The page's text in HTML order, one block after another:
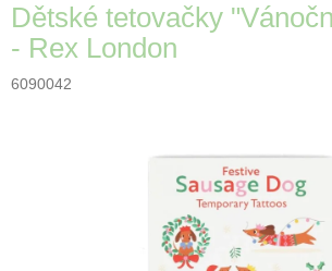
Dekorace
doplňky
Dětské tetovačky
- Rex London
6090042